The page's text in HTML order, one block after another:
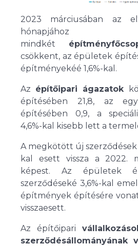
2023 márciusában az
mindkét
csökkent, az épületek
építményekéé 1,6%-kal.
Az építőipari ágazatok
építésében 21,8, az
építésében 0,9, a
4,6%-kal kisebb lett a
A megkötött új szerződések
kal esett vissza a 2022.
képest. Az épületek
szerződéseké 3,6%-kal
építmények építésére
visszaesett.
Az építőipari
szerződésállományának